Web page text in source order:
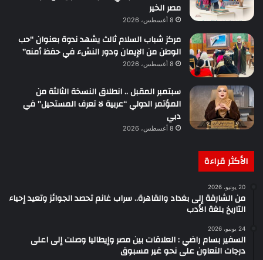
مصر الخير
8 أغسطس، 2026
مركز شباب السلام ثالث يشهد ندوة بعنوان “حب
الوطن من الإيمان ودور النشء في حفظ أمنه”
8 أغسطس، 2026
سبتمبر المقبل .. انطلاق النسخة الثالثة من
المؤتمر الدولي “عربية لا تعرف المستحيل” في
دبي
8 أغسطس، 2026
الأكثر قراءة
20 يونيو، 2026
من الشارقة إلى بغداد والقاهرة.. سراب غانم تحصد الجوائز وتعيد إحياء
التاريخ بلغة الأدب
24 يونيو، 2026
السفير بسام راضي : العلاقات بين مصر وإيطاليا وصلت إلى اعلى
درجات التعاون على نحو غير مسبوق